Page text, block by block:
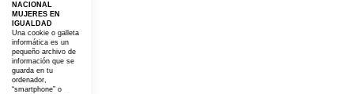
NACIONAL
MUJERES EN
IGUALDAD
Una cookie o galleta
informática es un
pequeño archivo de
información que se
guarda en tu
ordenador,
“smartphone” o